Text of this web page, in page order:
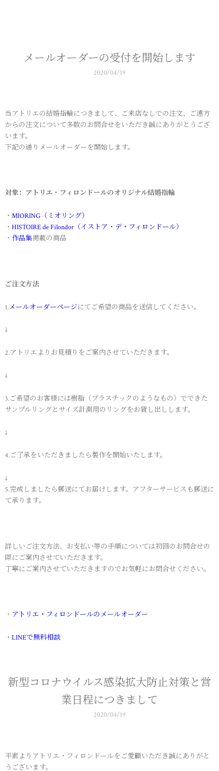
メールオーダーの受付を開始します
2020/04/19
当アトリエの結婚指輪につきまして、ご来店なしでの注文、ご遠方
からの注文について多数のお問合せをいただき誠にありがとうござ
います。
下記の通りメールオーダーを開始します。
対象：アトリエ・フィロンドールのオリジナル結婚指輪
・ MIORING（ミオリング）
・ HISTOIRE de Filondor（イストア・デ・フィロンドール）
・ 作品集掲載の商品
ご注文方法
1.メールオーダーページにてご希望の商品を送信してください。
↓
2.アトリエよりお見積りをご案内させていただきます。
↓
3.ご希望のお客様には樹脂（プラスチックのようなもの）でできた
サンプルリングとサイズ計測用のリングをお貸し出しします。
↓
4.ご了承をいただきましたら製作を開始いたします。
↓
5.完成しましたら郵送にてお届けします。アフターサービスも郵送に
て承ります。
詳しいご注文方法、お支払い等の手順については初回のお問合せの
際にご案内させていただきます。
丁寧にご案内させていただきますのでお気軽にお問合せください。
・ アトリエ・フィロンドールのメールオーダー
・ LINEで無料相談
新型コロナウイルス感染拡大防止対策と営
業日程につきまして
2020/04/19
平素よりアトリエ・フィロンドールをご愛顧いただき誠にありがと
うございます。